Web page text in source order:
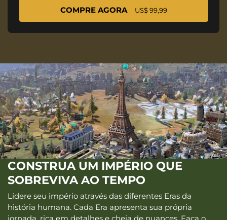
COMPRE AGORA US$ 99,99
CONSTRUA UM IMPÉRIO QUE
SOBREVIVA AO TEMPO
Lidere seu império através das diferentes Eras da
história humana. Cada Era apresenta sua própria